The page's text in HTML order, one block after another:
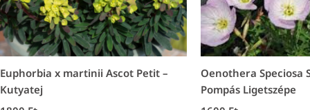
Euphorbia x martinii Ascot Petit –
Kutyatej
Oenothera Speciosa
Pompás Ligetszépe